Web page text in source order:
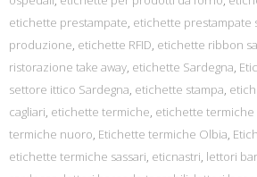
etichette prestampate, etichette prestampate
produzione, etichette RFID, etichette ribbon
ristorazione take away, etichette Sardegna,
settore ittico Sardegna, etichette stampa,
cagliari, etichette termiche, etichette termiche
termiche nuoro, Etichette termiche Olbia,
etichette termiche sassari, eticnastri, lettori